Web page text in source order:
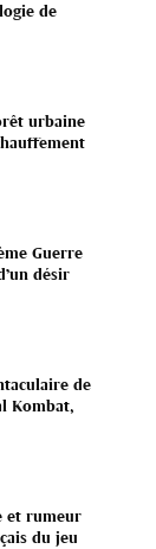
de
urbaine
Guerre
désir
de
Kombat,
et rumeur
du jeu